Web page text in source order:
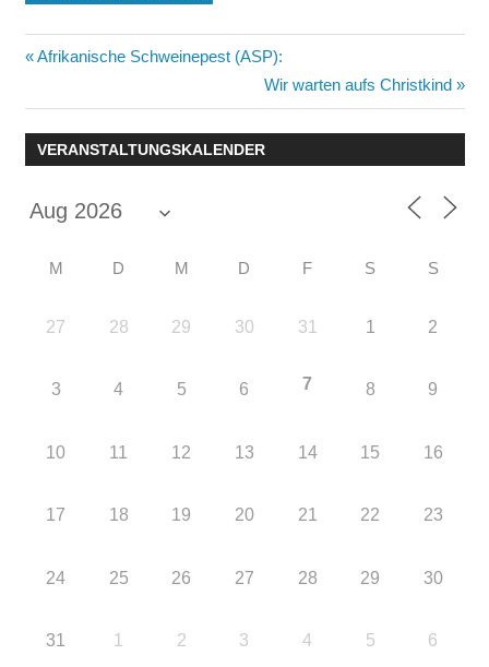
Beitragsnavigation
Vorheriger
Afrikanische Schweinepest (ASP):
Nächster
Beitrag:
Wir warten aufs Christkind
VERANSTALTUNGSKALENDER
M D M D F S S
27 28 29 30 31 1 2
3 4 5 6 7 8 9
10 11 12 13 14 15 16
17 18 19 20 21 22 23
24 25 26 27 28 29 30
31 1 2 3 4 5 6